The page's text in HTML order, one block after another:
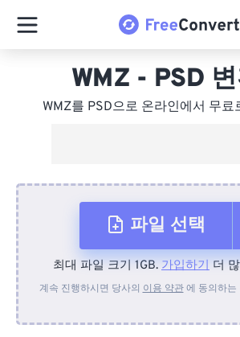
WMZ - PSD 변
WMZ를 PSD으로 온라인에서 무료
파일 선택
장치에서
최대 파일 크기 1GB. 가입하기 더
계속 진행하시면 당사의 이용 약관에 동의하는